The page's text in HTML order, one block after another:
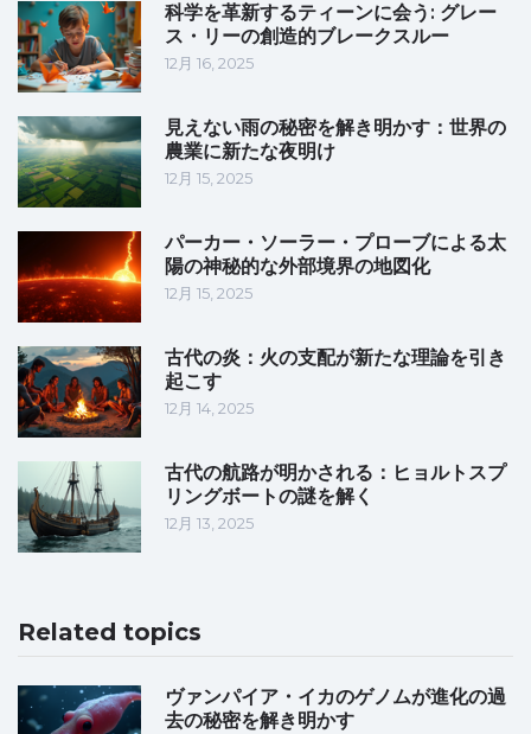
科学を革新するティーンに会う: グレー
ス・リーの創造的ブレークスルー
12月 16, 2025
見えない雨の秘密を解き明かす：世界の
農業に新たな夜明け
12月 15, 2025
パーカー・ソーラー・プローブによる太
陽の神秘的な外部境界の地図化
12月 15, 2025
古代の炎：火の支配が新たな理論を引き
起こす
12月 14, 2025
古代の航路が明かされる：ヒョルトスプ
リングボートの謎を解く
12月 13, 2025
Related topics
ヴァンパイア・イカのゲノムが進化の過
去の秘密を解き明かす